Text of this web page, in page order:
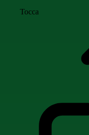
Tocca